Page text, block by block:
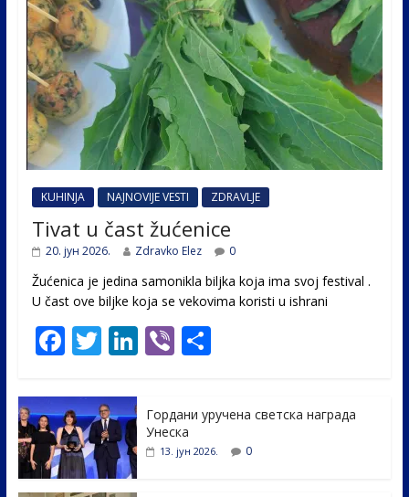
KUHINJA NAJNOVIJE VESTI ZDRAVLJE
Tivat u čast žućenice
20. јун 2026. Zdravko Elez 0
Žućenica je jedina samonikla biljka koja ima svoj festival .
U čast ovе biljke koja se vekovima koristi u ishrani
F
e
b
o
o
T
itt
er
Li
e
dI
Vi S
e
Гордани уручена светска награда
Унеска
13. јун 2026. 0